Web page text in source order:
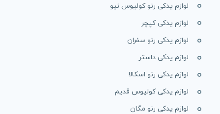
لوازم یدکی رنو کولیوس نیو
لوازم یدکی کپچر
لوازم یدکی رنو سفران
لوازم یدکی داستر
لوازم یدکی رنو اسکالا
لوازم یدکی کولیوس قدیم
لوازم یدکی رنو مگان